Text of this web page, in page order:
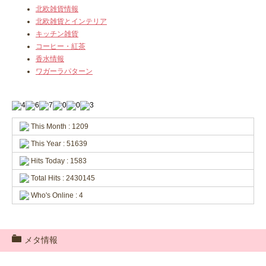
北欧雑貨情報
北欧雑貨とインテリア
キッチン雑貨
コーヒー・紅茶
香水情報
ワガーラパターン
This Month : 1209
This Year : 51639
Hits Today : 1583
Total Hits : 2430145
Who's Online : 4
メタ情報